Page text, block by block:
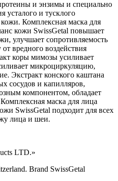
и энзимы и специально
усталого и тусклого
Комплексная маска для
кожи SwissGetal повышает
улучшает сопротивляемость
вредного воздействия
коры мимозы усиливает
микроциркуляцию,
Экстракт конского каштана
сосудов и капилляров,
компонентом, обладает
маска для лица
SwissGetal подходит для всех
лица и шеи.
LTD.»
Brand SwissGetal